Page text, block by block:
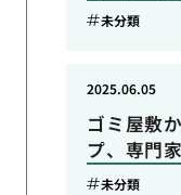
未分類
ゴミ屋敷
プ、専門
2025.06.05
未分類